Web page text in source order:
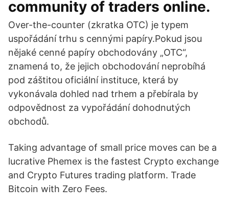
community of traders online.
Over-the-counter (zkratka OTC) je typem
uspořádání trhu s cennými papíry.Pokud jsou
nějaké cenné papíry obchodovány „OTC“,
znamená to, že jejich obchodování neprobíhá
pod záštitou oficiální instituce, která by
vykonávala dohled nad trhem a přebírala by
odpovědnost za vypořádání dohodnutých
obchodů.
Taking advantage of small price moves can be a
lucrative Phemex is the fastest Crypto exchange
and Crypto Futures trading platform. Trade
Bitcoin with Zero Fees.